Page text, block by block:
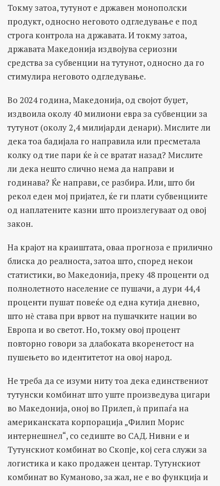
Токму затоа, тутунот е државен монополски
продукт, односно неговото одгледување е под
строга контрола на државата. И токму затоа,
државата Македонија издвојува сериозни
средства за субвенции на тутунот, односно да го
стимулира неговото одгледување.
Во 2024 година, Македонија, од својот буџет,
издвоила околу 40 милиони евра за субвенции за
тутунот (околу 2,4 милијарди денари). Мислите ли
дека тоа бадијала го направила или пресметала
колку од тие пари ќе ѝ се вратат назад? Мислите
ли дека нешто слично нема да направи и
годинава? Ќе направи, се разбира. Или, што би
рекол еден мој пријател, ќе ги плати субвенциите
од наплатените казни што произлегуваат од овој
закон.
На крајот на краиштата, оваа прогноза е прилично
блиска до реалноста, затоа што, според некои
статистики, во Македонија, преку 48 проценти од
полнолетното население се пушачи, а дури 44,4
проценти пушат повеќе од една кутија дневно,
што нѐ става при врвот на пушачките нации во
Европа и во светот. Но, токму овој процент
повторно говори за длабоката вкоренетост на
пушењето во идентитетот на овој народ.
Не треба да се изуми ниту тоа дека единствениот
тутунски комбинат што уште произведува цигари
во Македонија, оној во Прилеп, ѝ припаѓа на
американската корпорација „Филип Морис
интернешнел“, со седиште во САД. Нивни е и
Тутунскиот комбинат во Скопје, кој сега служи за
логистика и како продажен центар. Тутунскиот
комбинат во Куманово, за жал, не е во функција и